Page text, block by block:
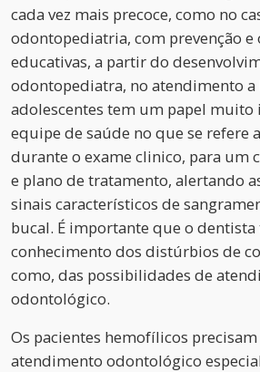
cada vez mais precoce, como no
odontopediatria, com prevenção e
educativas, a partir do
odontopediatra, no atendimento a
adolescentes tem um papel
equipe de saúde no que se refere
durante o exame clinico, para um
e plano de tratamento, alertando
sinais característicos de
bucal. É importante que o dentista
conhecimento dos distúrbios de
como, das possibilidades de
odontológico.
Os pacientes hemofílicos
atendimento odontológico